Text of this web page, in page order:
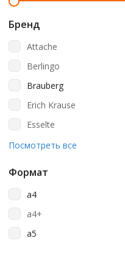
Бренд
Attache
Berlingo
Brauberg
Erich Krause
Esselte
Officespace
Посмотреть все
Формат
a4
a4+
a5